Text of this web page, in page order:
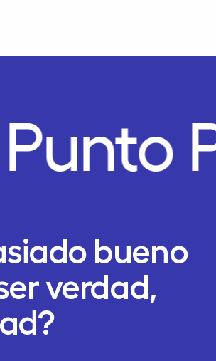
Punto
bueno
verdad,